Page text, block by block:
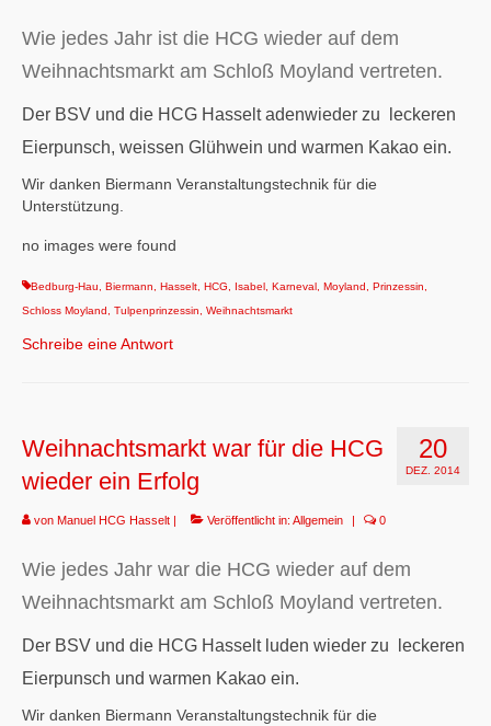
Wie jedes Jahr ist die HCG wieder auf dem
Weihnachtsmarkt am Schloß Moyland vertreten.
Der BSV und die HCG Hasselt adenwieder zu leckeren
Eierpunsch, weissen Glühwein und warmen Kakao ein.
Wir danken Biermann Veranstaltungstechnik für die
Unterstützung.
no images were found
Bedburg-Hau Biermann Hasselt HCG Isabel Karneval Moyland Prinzessin
Schloss Moyland
Tulpenprinzessin Weihnachtsmarkt
Schreibe eine Antwort
20
DEZ. 2014
Weihnachtsmarkt war für die HCG
wieder ein Erfolg
von Manuel HCG Hasselt | Veröffentlicht in: Allgemein | 0
Wie jedes Jahr war die HCG wieder auf dem
Weihnachtsmarkt am Schloß Moyland vertreten.
Der BSV und die HCG Hasselt luden wieder zu leckeren
Eierpunsch und warmen Kakao ein.
Wir danken Biermann Veranstaltungstechnik für die